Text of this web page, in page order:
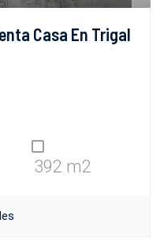
Casa En Trigal
392 m2